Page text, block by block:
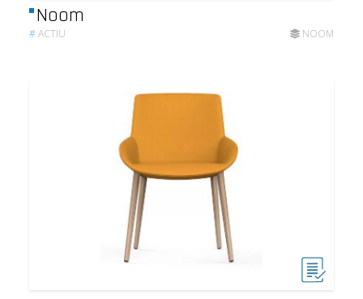
Noom
#ACTIU NOOM